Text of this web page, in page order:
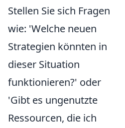
Stellen Sie sich Fragen
wie: 'Welche neuen
Strategien könnten in
dieser Situation
funktionieren?' oder
'Gibt es ungenutzte
Ressourcen, die ich